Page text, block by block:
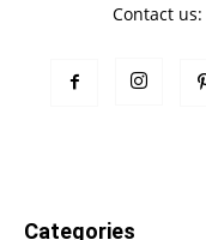
Contact us:
Categories